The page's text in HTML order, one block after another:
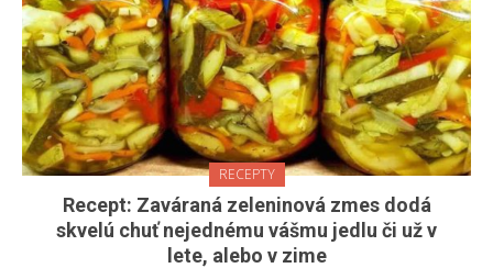
RECEPTY
Recept: Zaváraná zeleninová zmes dodá
skvelú chuť nejednému vášmu jedlu či už v
lete, alebo v zime